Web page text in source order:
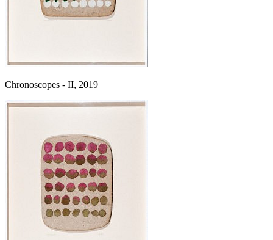
Chronoscopes - II, 2019